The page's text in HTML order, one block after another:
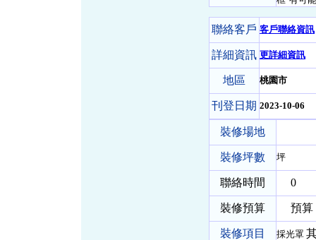
聯絡客戶 客戶聯絡資訊
詳細資訊 更詳細資訊
地區 桃園市
刊登日期 2023-10-06
裝修場地
裝修坪數 坪
聯絡時間 0
裝修預算 預算
裝修項目 採光罩